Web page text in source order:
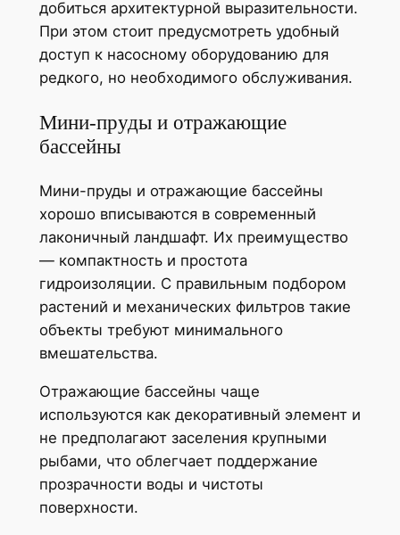
добиться архитектурной выразительности.
При этом стоит предусмотреть удобный
доступ к насосному оборудованию для
редкого, но необходимого обслуживания.
Мини-пруды и отражающие
бассейны
Мини-пруды и отражающие бассейны
хорошо вписываются в современный
лаконичный ландшафт. Их преимущество
— компактность и простота
гидроизоляции. С правильным подбором
растений и механических фильтров такие
объекты требуют минимального
вмешательства.
Отражающие бассейны чаще
используются как декоративный элемент и
не предполагают заселения крупными
рыбами, что облегчает поддержание
прозрачности воды и чистоты
поверхности.